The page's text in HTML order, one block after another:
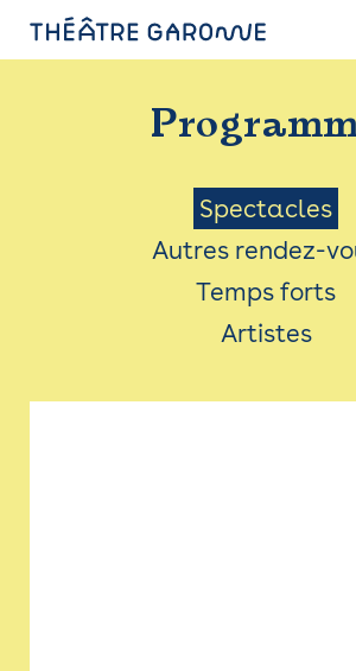
PROGRAMME
INFOS PRATIQUES
AVEC LES PUBLICS
ACCESSIBILITÉ
LES PRODUCTIONS
Menu
Saison
Spectacles
Autres rendez-
Temps forts
Artistes